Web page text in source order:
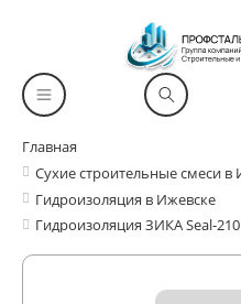
Главная
Сухие строительные смеси в
Гидроизоляция в Ижевске
Гидроизоляция ЗИКА Seal-